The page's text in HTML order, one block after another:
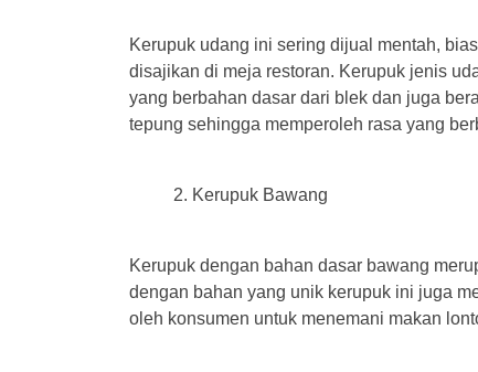
Kerupuk udang ini sering dijual mentah,
disajikan di meja restoran. Kerupuk jenis
yang berbahan dasar dari blek dan juga
tepung sehingga memperoleh rasa yang
Kerupuk Bawang
Kerupuk dengan bahan dasar bawang
dengan bahan yang unik kerupuk ini juga
oleh konsumen untuk menemani makan